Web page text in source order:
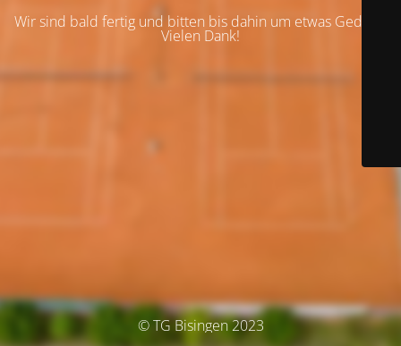
Wir sind bald fertig und bitten bis dahin um etwas Geduld.
Vielen Dank!
© TG Bisingen 2023